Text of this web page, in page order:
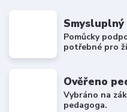
Pomůcky
potřebné pro
Ověřeno
Vybráno na
pedagoga.